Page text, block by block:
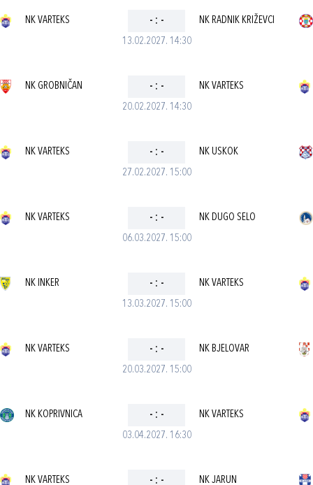
13.02.2027. 14:30
NK VARTEKS - : - NK RADNIK KRIŽEVCI
20.02.2027. 14:30
NK GROBNIČAN - : - NK VARTEKS
27.02.2027. 15:00
NK VARTEKS - : - NK USKOK
06.03.2027. 15:00
NK VARTEKS - : - NK DUGO SELO
13.03.2027. 15:00
NK INKER - : - NK VARTEKS
20.03.2027. 15:00
NK VARTEKS - : - NK BJELOVAR
03.04.2027. 16:30
NK KOPRIVNICA - : - NK VARTEKS
NK VARTEKS - : - NK JARUN